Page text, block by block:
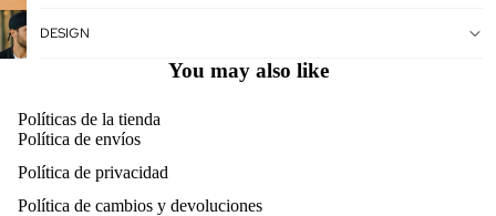
DESIGN
You may also like
Políticas de la tienda
Política de envíos
Política de privacidad
Política de cambios y devoluciones